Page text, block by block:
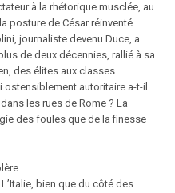
à la rhétorique musclée, au
posture de César réinventé
journaliste devenu Duce, a
de deux décennies, rallié à sa
des élites aux classes
ostensiblement autoritaire a-t-il
les rues de Rome ? La
des foules que de la finesse
bien que du côté des